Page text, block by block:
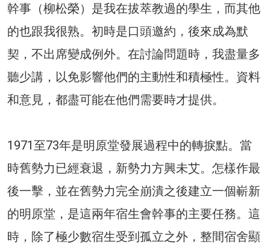
幹事（柳松榮）是我在拔萃教過的學生，而其他
的也跟我很熟。初時是口頭邀約，後來成為默
契，不出席變成例外。在討論問題時，我盡量多
聽少講，以免影響他們的主動性和積極性。資料
和意見，都盡可能在他們需要時才提供。
1971至73年是明原堂發展過程中的轉捩點。當
時舊勢力已經衰退，新勢力方興未艾。怎樣作最
後一擊，並在舊勢力完全崩潰之後建立一個嶄新
的明原堂，是這兩年宿生會幹事的主要任務。這
時，除了極少數宿生受到孤立之外，整間宿舍顯